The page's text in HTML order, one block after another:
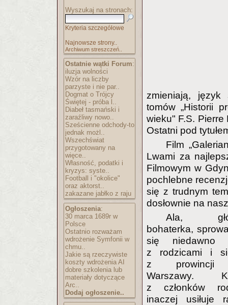
Wyszukaj na stronach:
Kryteria szczegółowe
Najnowsze strony..
Archiwum streszczeń..
Ostatnie wątki Forum:
iluzja wolności
Wzór na liczby
parzyste i nie par..
Dogmat o Trójcy
Świętej - próba l..
Diabeł tasmański i
zaraźliwy nowo..
Sześcienne odchody-to
jednak możl..
Wszechświat
przygotowany na
więce..
Własność, podatki i
kryzys: syste..
Football i "okolice"
oraz aktorst..
zakazane jabłko z raju
Ogłoszenia:
30 marca 1689r w
Polsce
Ostatnio rozważam
wdrożenie Symfonii w
chmu..
Jakie są rzeczywiste
koszty wdrożenia AI
dobre szkolenia lub
materiały dotyczące
Arc..
Dodaj ogłoszenie..
zmieniają,
tomów „Historii
wieku" F.S. Pierre
Ostatni pod
Film
Lwami za
Filmowym w
pochlebne
się z trudnym
dosłownie na
Ala,
bohaterka,
się niedawno
z rodzicami i
z
Warszawy.
z członków
inaczej usiłuje